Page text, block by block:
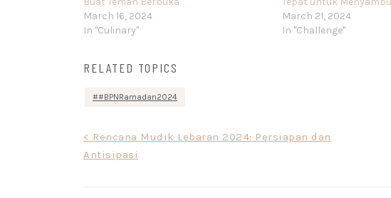
March 16, 2024
In "Culinary"
March 21, 2024
In "Challenge"
RELATED TOPICS
#BPNRamadan2024
Post
navigation
< Rencana Mudik Lebaran 2024: Persiapan dan
Antisipasi